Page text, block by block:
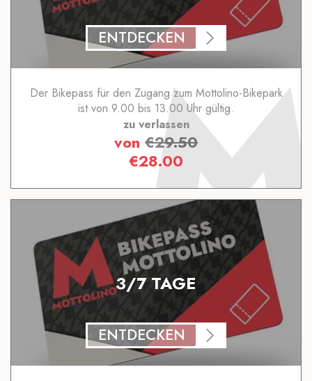
ENTDECKEN
Der Bikepass für den Zugang zum Mottolino-Bikepark
ist von 9.00 bis 13.00 Uhr gültig.
zu verlassen
von €29.50
€28.00
3/7 TAGE
ENTDECKEN